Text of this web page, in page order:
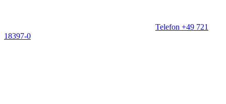
Telefon +49 721
18397-0